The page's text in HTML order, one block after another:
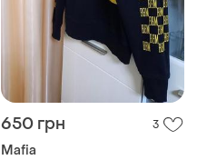
650 грн 3
Mafia